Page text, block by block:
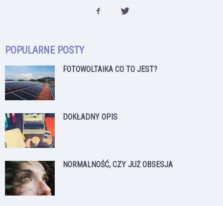
POPULARNE POSTY
FOTOWOLTAIKA CO TO JEST?
DOKŁADNY OPIS
NORMALNOŚĆ, CZY JUŻ OBSESJA